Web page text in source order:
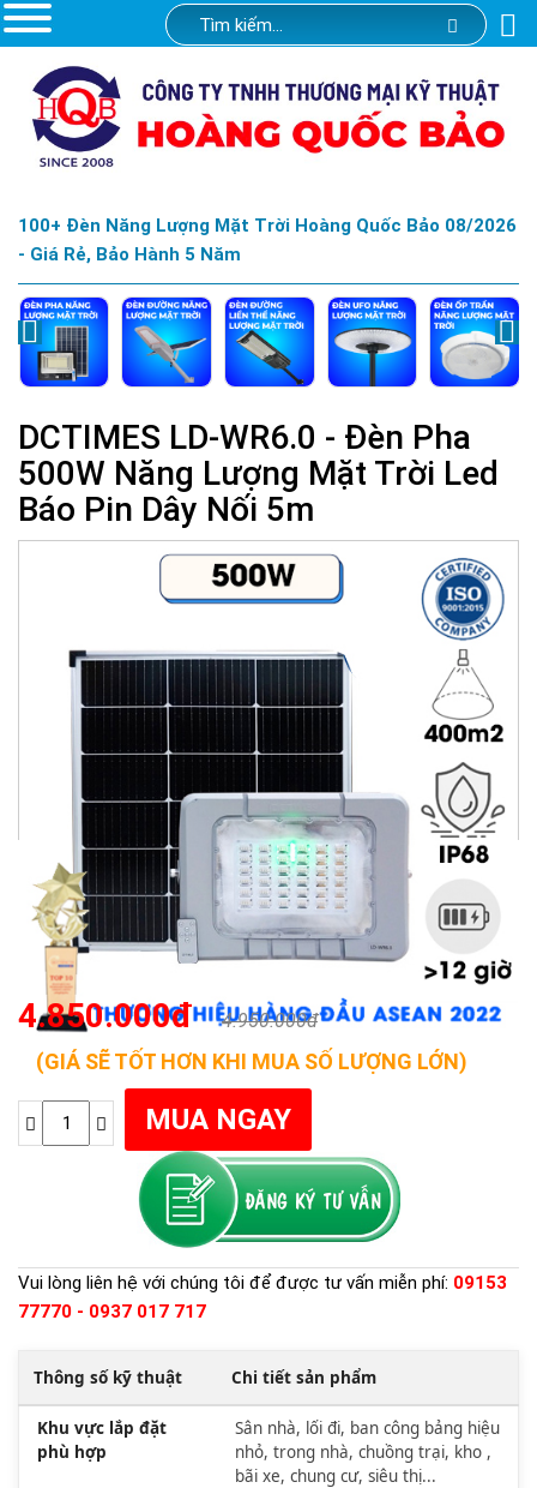
100+ Đèn Năng Lượng Mặt Trời Hoàng Quốc Bảo 08/2026
- Giá Rẻ, Bảo Hành 5 Năm
DCTIMES LD-WR6.0 - Đèn Pha
500W Năng Lượng Mặt Trời Led
Báo Pin Dây Nối 5m
4.850.000đ 4.950.000đ
(GIÁ SẼ TỐT HƠN KHI MUA SỐ LƯỢNG LỚN)
Vui lòng liên hệ với chúng tôi để được tư vấn miễn phí: 09153
77770 - 0937 017 717
Thông số kỹ thuật Chi tiết sản phẩm
Khu vực lắp đặt
phù hợp
Sân nhà, lối đi, ban công bảng hiệu
nhỏ, trong nhà, chuồng trại, kho ,
bãi xe, chung cư, siêu thị...